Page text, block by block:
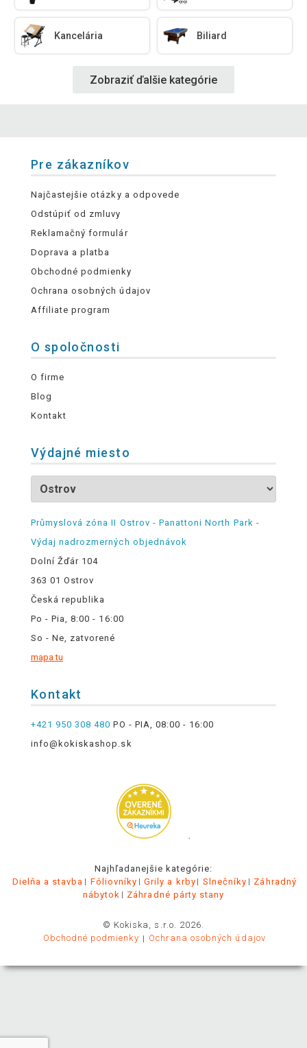
Kancelária Biliard
Zobraziť ďalšie kategórie
Pre zákazníkov
Najčastejšie otázky a odpovede
Odstúpiť od zmluvy
Reklamačný formulár
Doprava a platba
Obchodné podmienky
Ochrana osobných údajov
Affiliate program
O spoločnosti
O firme
Blog
Kontakt
Výdajné miesto
Průmyslová zóna II Ostrov - Panattoni North Park -
Výdaj nadrozmerných objednávok
Dolní Žďár 104
363 01 Ostrov
Česká republika
Po - Pia, 8:00 - 16:00
So - Ne, zatvorené
mapa tu
Kontakt
+421 950 308 480 PO - PIA, 08:00 - 16:00
info@kokiskashop.sk
.
Najhľadanejšie kategórie:
Dielňa a stavba
Fóliovníky Grily a krby Slnečníky
Záhradný
nábytok
Záhradné párty stany
© Kokiska, s.r.o. 2026.
Obchodné podmienky
Ochrana osobných údajov